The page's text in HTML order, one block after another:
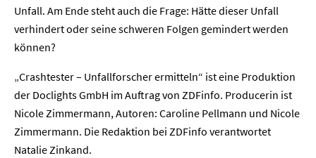
Unfall. Am Ende steht auch die Frage: Hätte dieser Unfall
verhindert oder seine schweren Folgen gemindert werden
können?
„Crashtester – Unfallforscher ermitteln“ ist eine Produktion
der Doclights GmbH im Auftrag von ZDFinfo. Producerin ist
Nicole Zimmermann, Autoren: Caroline Pellmann und Nicole
Zimmermann. Die Redaktion bei ZDFinfo verantwortet
Natalie Zinkand.